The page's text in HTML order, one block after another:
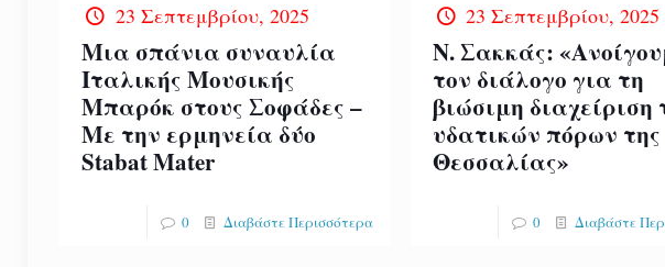
23 Σεπτεμβρίου, 2025
Μια σπάνια συναυλία
Ιταλικής Μουσικής
Μπαρόκ στους Σοφάδες –
Με την ερμηνεία δύο
Stabat Mater
0 Διαβάστε Περισσότερα
23 Σεπτεμβρίου, 2025
Ν. Σακκάς:
τον διάλογο για τη
βιώσιμη διαχείριση
υδατικών πόρων της
Θεσσαλίας»
0 Διαβάστε